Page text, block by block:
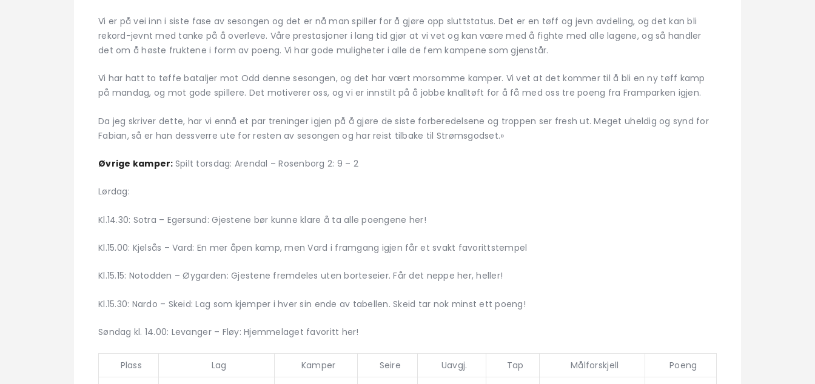
Vi er på vei inn i siste fase av sesongen og det er nå man spiller for å gjøre opp sluttstatus. Det er en tøff og jevn avdeling, og det kan bli
rekord-jevnt med tanke på å overleve. Våre prestasjoner i lang tid gjør at vi vet og kan være med å fighte med alle lagene, og så handler
det om å høste fruktene i form av poeng. Vi har gode muligheter i alle de fem kampene som gjenstår.
Vi har hatt to tøffe bataljer mot Odd denne sesongen, og det har vært morsomme kamper. Vi vet at det kommer til å bli en ny tøff kamp
på mandag, og mot gode spillere. Det motiverer oss, og vi er innstilt på å jobbe knalltøft for å få med oss tre poeng fra Framparken igjen.
Da jeg skriver dette, har vi ennå et par treninger igjen på å gjøre de siste forberedelsene og troppen ser fresh ut. Meget uheldig og synd for
Fabian, så er han dessverre ute for resten av sesongen og har reist tilbake til Strømsgodset.»
Øvrige kamper: Spilt torsdag: Arendal – Rosenborg 2: 9 – 2
Lørdag:
Kl.14.30: Sotra – Egersund: Gjestene bør kunne klare å ta alle poengene her!
Kl.15.00: Kjelsås – Vard: En mer åpen kamp, men Vard i framgang igjen får et svakt favorittstempel
Kl.15.15: Notodden – Øygarden: Gjestene fremdeles uten borteseier. Får det neppe her, heller!
Kl.15.30: Nardo – Skeid: Lag som kjemper i hver sin ende av tabellen. Skeid tar nok minst ett poeng!
Søndag kl. 14.00: Levanger – Fløy: Hjemmelaget favoritt her!
Plass Lag Kamper Seire Uavgj. Tap Målforskjell
Poeng